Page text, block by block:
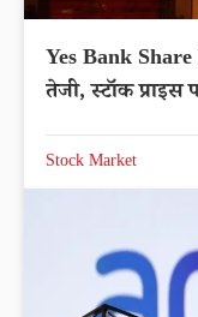
Yes Bank
तेजी, स्टॉक
Stock Market